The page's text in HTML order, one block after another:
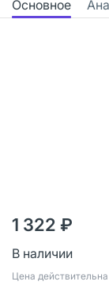
Основное
1 322 ₽
В наличии
Цена